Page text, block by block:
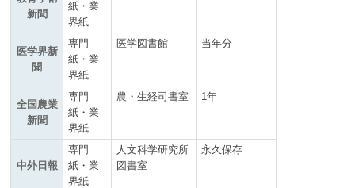
新聞
紙・業
界紙
医学界新
聞
専門
紙・業
界紙
医学図書館 当年分
全国農業
新聞
専門
紙・業
界紙
農・生経司書室 1年
中外日報
専門
紙・業
界紙
人文科学研究所
図書室
永久保存